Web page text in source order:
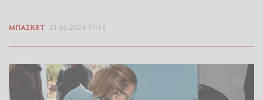
ΜΠΆΣΚΕΤ 21.05.2024 17:13